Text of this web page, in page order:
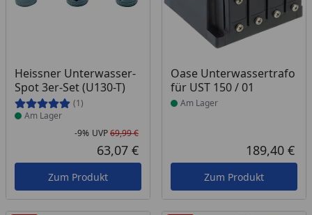
Heissner Unterwasser-
Spot 3er-Set (U130-T)
(1)
Produkt am Lager
Am Lager
Rabatt in Prozent
-9%
Ursprünglicher Preis
UVP69,99 €
Aktueller Preis
63,07 €
Zum Produkt
Oase Unterwassertrafo
für UST 150 / 01
Produkt am Lager
Am Lager
189,40 €
Zum Produkt